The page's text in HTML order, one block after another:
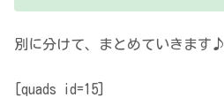
別に分けて、まとめていきます♪
[quads id=15]